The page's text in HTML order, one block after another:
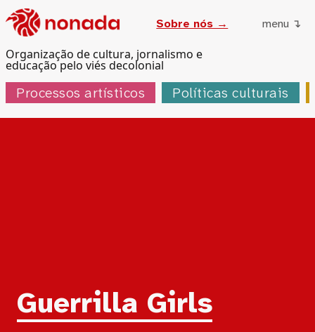
Organização de cultura, jornalismo e
educação pelo viés decolonial
Sobre nós → menu ↴
Processos artísticos Políticas culturais
Tag:
Guerrilla Girls